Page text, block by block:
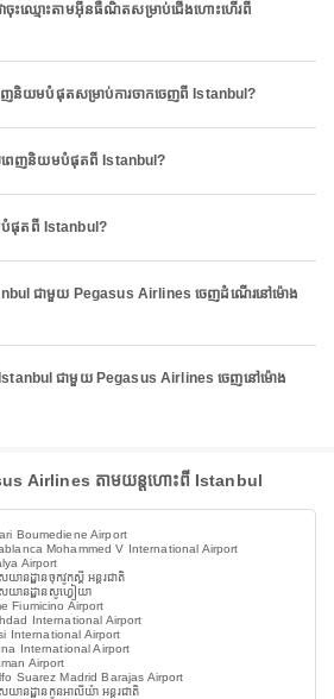
ចុះឈ្មោះតាមអ៊ីនធឺណិតសម្រាប់ជើងហោះហើរពី
ញនិយមបំផុតសម្រាប់ការចាកចេញពី Istanbul?
លពេញនិយមបំផុតពី Istanbul?
បំផុតពី Istanbul?
ជាមួយ Pegasus Airlines ចេញដំណើរនៅម៉ោង
ជាមួយ Pegasus Airlines ចេញនៅម៉ោង
Airlines តាមយន្តហោះពី Istanbul
Boumediene Airport
Mohammed V International Airport
Airport
នដ្ឋានចុកវូកស្តី អន្តរជាតិ
យានដ្ឋានសូហ្វៀយា
Fiumicino Airport
International Airport
International Airport
International Airport
Airport
Suarez Madrid Barajas Airport
ានដ្ឋានកូនអាលីយ៉ា អន្តរជាតិ